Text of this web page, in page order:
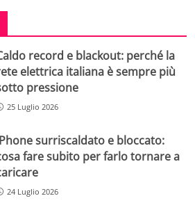
record e blackout: perché la
elettrica italiana è sempre più
pressione
25 Luglio 2026
surriscaldato e bloccato:
fare subito per farlo tornare a
24 Luglio 2026